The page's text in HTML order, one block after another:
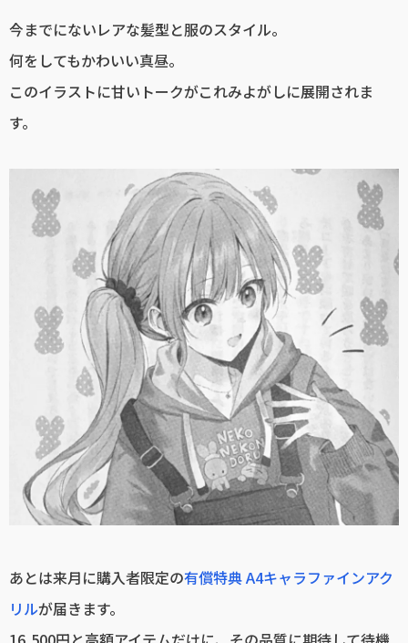
今までにないレアな髪型と服のスタイル。
何をしてもかわいい真昼。
このイラストに甘いトークがこれみよがしに展開されま
す。
あとは来月に購入者限定の有償特典 A4キャラファインアク
リルが届きます。